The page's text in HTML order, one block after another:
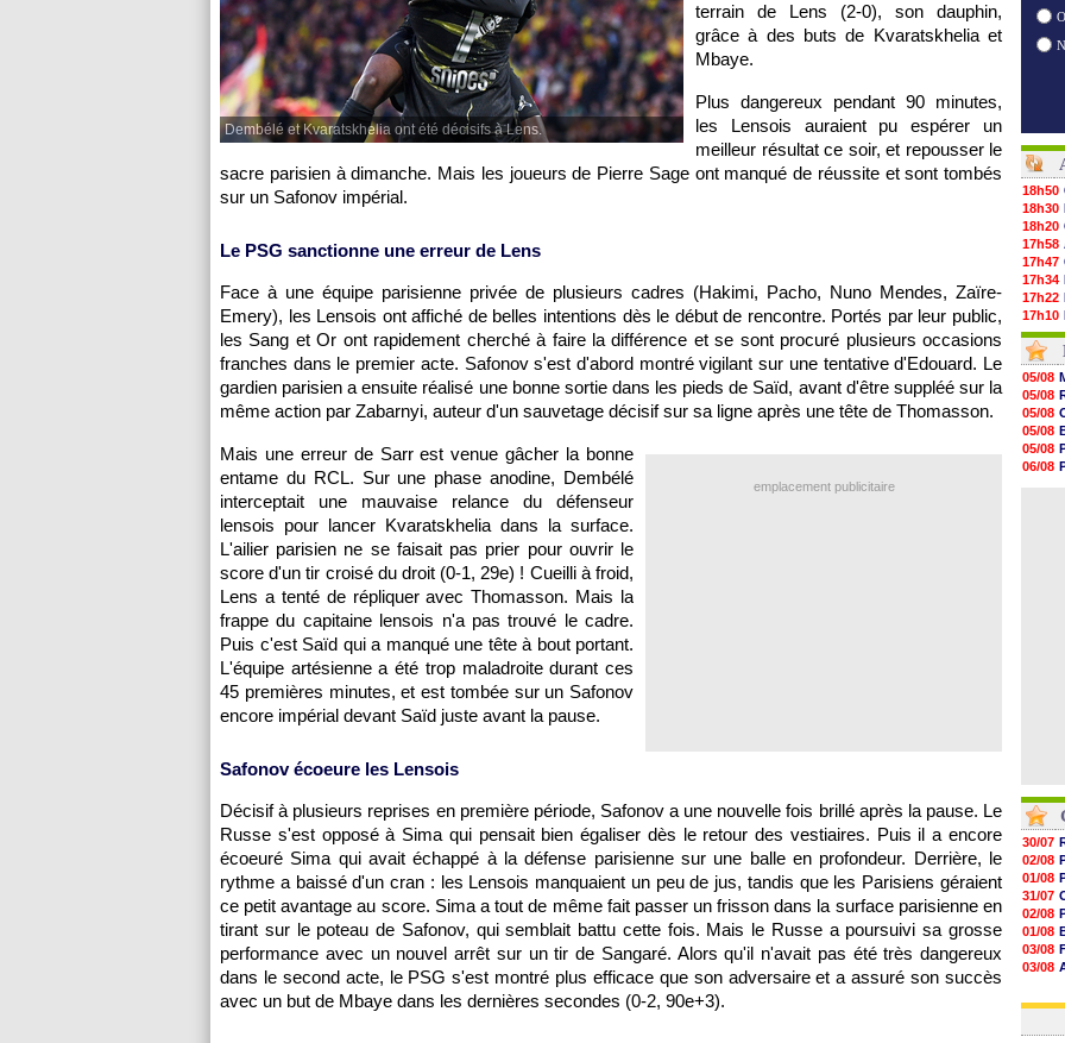
Dembélé et Kvaratskhelia ont été décisifs à Lens.
terrain de Lens (2-0), son dauphin,
grâce à des buts de Kvaratskhelia et
Mbaye.
Plus dangereux pendant 90 minutes,
les Lensois auraient pu espérer un
meilleur résultat ce soir, et repousser le
sacre parisien à dimanche. Mais les joueurs de Pierre Sage ont manqué de réussite et sont tombés
sur un Safonov impérial.
Le PSG sanctionne une erreur de Lens
Face à une équipe parisienne privée de plusieurs cadres (Hakimi, Pacho, Nuno Mendes, Zaïre-
Emery), les Lensois ont affiché de belles intentions dès le début de rencontre. Portés par leur public,
les Sang et Or ont rapidement cherché à faire la différence et se sont procuré plusieurs occasions
franches dans le premier acte. Safonov s'est d'abord montré vigilant sur une tentative d'Edouard. Le
gardien parisien a ensuite réalisé une bonne sortie dans les pieds de Saïd, avant d'être suppléé sur la
même action par Zabarnyi, auteur d'un sauvetage décisif sur sa ligne après une tête de Thomasson.
emplacement publicitaire
Mais une erreur de Sarr est venue gâcher la bonne
entame du RCL. Sur une phase anodine, Dembélé
interceptait une mauvaise relance du défenseur
lensois pour lancer Kvaratskhelia dans la surface.
L'ailier parisien ne se faisait pas prier pour ouvrir le
score d'un tir croisé du droit (0-1, 29e) ! Cueilli à froid,
Lens a tenté de répliquer avec Thomasson. Mais la
frappe du capitaine lensois n'a pas trouvé le cadre.
Puis c'est Saïd qui a manqué une tête à bout portant.
L'équipe artésienne a été trop maladroite durant ces
45 premières minutes, et est tombée sur un Safonov
encore impérial devant Saïd juste avant la pause.
Safonov écoeure les Lensois
Décisif à plusieurs reprises en première période, Safonov a une nouvelle fois brillé après la pause. Le
Russe s'est opposé à Sima qui pensait bien égaliser dès le retour des vestiaires. Puis il a encore
écoeuré Sima qui avait échappé à la défense parisienne sur une balle en profondeur. Derrière, le
rythme a baissé d'un cran : les Lensois manquaient un peu de jus, tandis que les Parisiens géraient
ce petit avantage au score. Sima a tout de même fait passer un frisson dans la surface parisienne en
tirant sur le poteau de Safonov, qui semblait battu cette fois. Mais le Russe a poursuivi sa grosse
performance avec un nouvel arrêt sur un tir de Sangaré. Alors qu'il n'avait pas été très dangereux
dans le second acte, le PSG s'est montré plus efficace que son adversaire et a assuré son succès
avec un but de Mbaye dans les dernières secondes (0-2, 90e+3).
18h50
18h30
18h20
17h58
17h47
17h34
17h22
17h10
16h59
16h53
16h45
16h34
16h21
16h04
15h50
15h40
15h18
05/08
05/08
05/08
05/08
05/08
06/08
30/07
02/08
01/08
31/07
02/08
01/08
03/08
03/08
03/08